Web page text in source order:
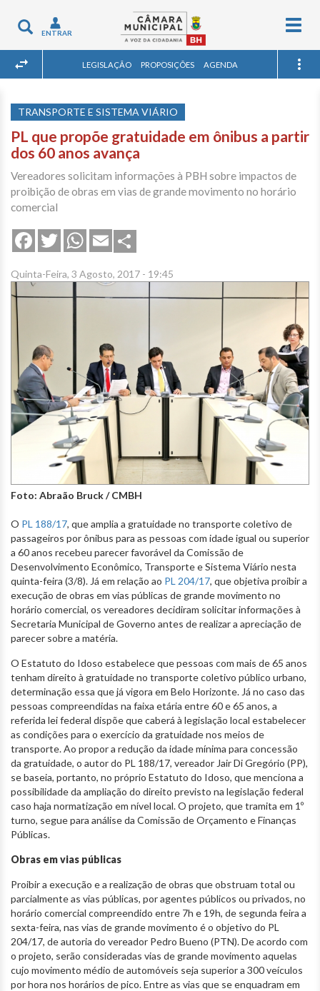
Toggle
navigation
ENTRAR
LEGISLAÇÃO PROPOSIÇÕES AGENDA
TRANSPORTE E SISTEMA VIÁRIO
PL que propõe gratuidade em ônibus a partir
dos 60 anos avança
Vereadores solicitam informações à PBH sobre impactos de
proibição de obras em vias de grande movimento no horário
comercial
FacebookTwitterWhatsApp
Email
Quinta-Feira, 3 Agosto, 2017 - 19:45
Foto: Abraão Bruck / CMBH
O PL 188/17, que amplia a gratuidade no transporte coletivo de
passageiros por ônibus para as pessoas com idade igual ou superior
a 60 anos recebeu parecer favorável da Comissão de
Desenvolvimento Econômico, Transporte e Sistema Viário nesta
quinta-feira (3/8). Já em relação ao PL 204/17, que objetiva proibir a
execução de obras em vias públicas de grande movimento no
horário comercial, os vereadores decidiram solicitar informações à
Secretaria Municipal de Governo antes de realizar a apreciação de
parecer sobre a matéria.
O Estatuto do Idoso estabelece que pessoas com mais de 65 anos
tenham direito à gratuidade no transporte coletivo público urbano,
determinação essa que já vigora em Belo Horizonte. Já no caso das
pessoas compreendidas na faixa etária entre 60 e 65 anos, a
referida lei federal dispõe que caberá à legislação local estabelecer
as condições para o exercício da gratuidade nos meios de
transporte. Ao propor a redução da idade mínima para concessão
da gratuidade, o autor do PL 188/17, vereador Jair Di Gregório (PP),
se baseia, portanto, no próprio Estatuto do Idoso, que menciona a
possibilidade da ampliação do direito previsto na legislação federal
caso haja normatização em nível local. O projeto, que tramita em 1º
turno, segue para análise da Comissão de Orçamento e Finanças
Públicas.
Obras em vias públicas
Proibir a execução e a realização de obras que obstruam total ou
parcialmente as vias públicas, por agentes públicos ou privados, no
horário comercial compreendido entre 7h e 19h, de segunda feira a
sexta-feira, nas vias de grande movimento é o objetivo do PL
204/17, de autoria do vereador Pedro Bueno (PTN). De acordo com
o projeto, serão consideradas vias de grande movimento aquelas
cujo movimento médio de automóveis seja superior a 300 veículos
por hora nos horários de pico. Entre as vias que se enquadram em